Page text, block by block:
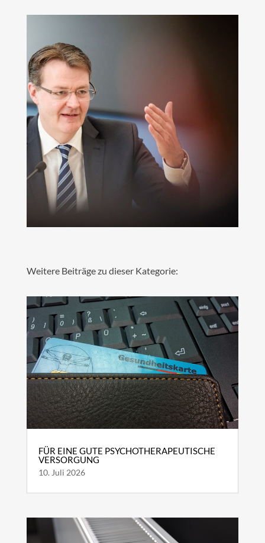
Weitere Beiträge zu dieser Kategorie:
FÜR EINE GUTE PSYCHOTHERAPEUTISCHE
VERSORGUNG
10. Juli 2026